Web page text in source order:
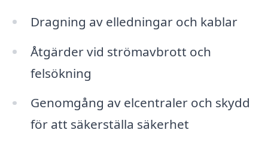
Dragning av elledningar och kablar
Åtgärder vid strömavbrott och
felsökning
Genomgång av elcentraler och skydd
för att säkerställa säkerhet